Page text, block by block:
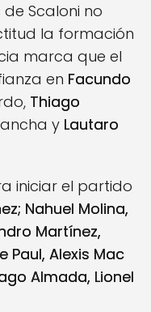
Scaloni no
la formación
marca que el
en Facundo
Thiago
y Lautaro
iniciar el partido
Nahuel Molina,
Martínez,
Paul, Alexis Mac
Almada, Lionel